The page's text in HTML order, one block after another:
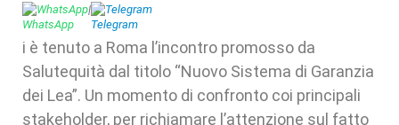
WhatsApp| Telegram
i è tenuto a Roma l’incontro promosso da
Salutequità dal titolo “Nuovo Sistema di Garanzia
dei Lea”. Un momento di confronto coi principali
stakeholder, per richiamare l’attenzione sul fatto